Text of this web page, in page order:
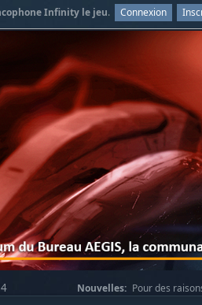
Infinity le jeu. Connexion
Nouvelles: Pour des